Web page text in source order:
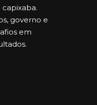
governo e
em